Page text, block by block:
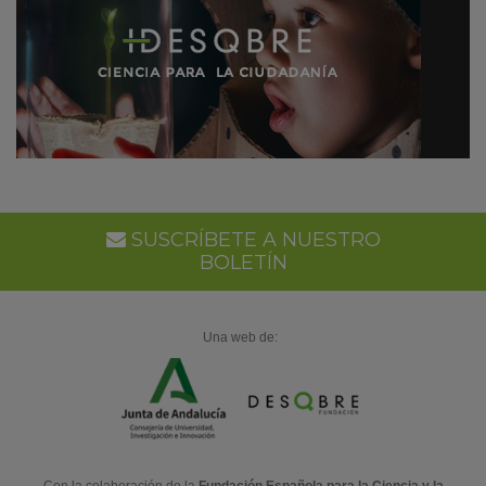
SUSCRÍBETE A NUESTRO
BOLETÍN
Una web de: